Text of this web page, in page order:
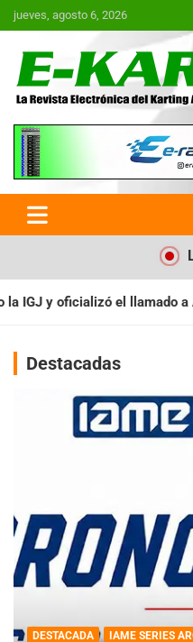
Saltar
al
jueves, agosto 6, 2026
E-Kart.com.ar
Electrónica
Argentina
General Ordinaria
Destacadas
DESTACADA IAME SERIES